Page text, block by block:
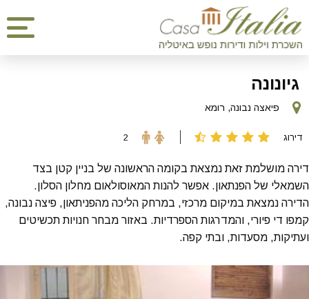
גיונונה
דירוג 2
פיאצה נבונה, רומא
דירה מושלמת זאת נמצאת בקומה הראשונה של בניין קטן בצד
השמאלי של הפנתאון. אפשר להנות המאוסולאום מחלון הסלון.
הדירה נמצאת במיקום מרכזי, במרחק הליכה מהפניתאון, פיצה נבונה,
קמפו די פיורי, והמדרגות הספרדיות. באזור מבחר חנויות תכשיטים
ועתיקות, מסעדות, ובתי קפה.